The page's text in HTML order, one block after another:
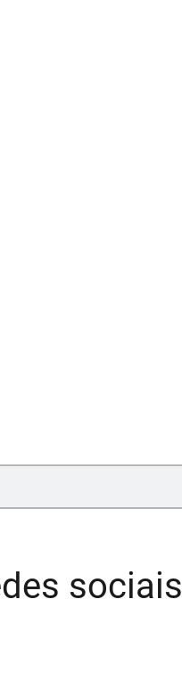
sociais